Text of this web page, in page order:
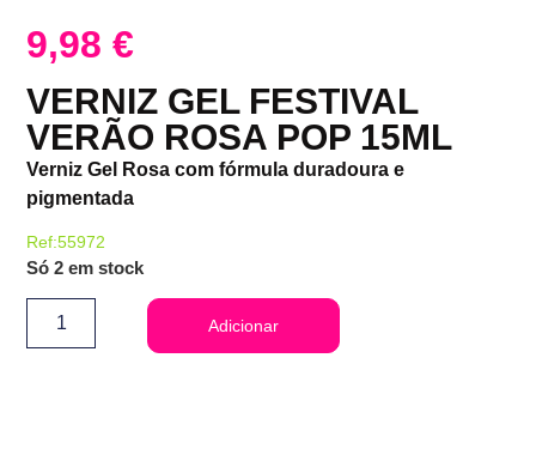
9,98€
VERNIZ GEL FESTIVAL
VERÃO ROSA POP 15ML
Verniz Gel Rosa com fórmula duradoura e
pigmentada
Ref:55972
Só 2 em stock
Adicionar